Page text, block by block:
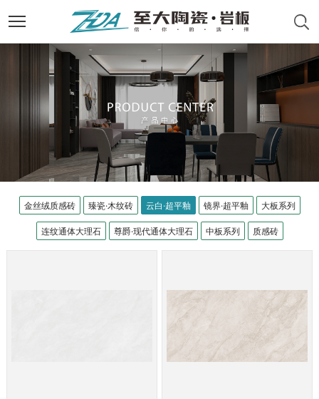
金丝绒质感砖 臻瓷·木纹砖 云白·超平釉 镜界·超平釉 大板系列
连纹通体大理石 尊爵·现代通体大理石 中板系列 质感砖